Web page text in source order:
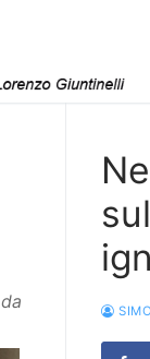
da